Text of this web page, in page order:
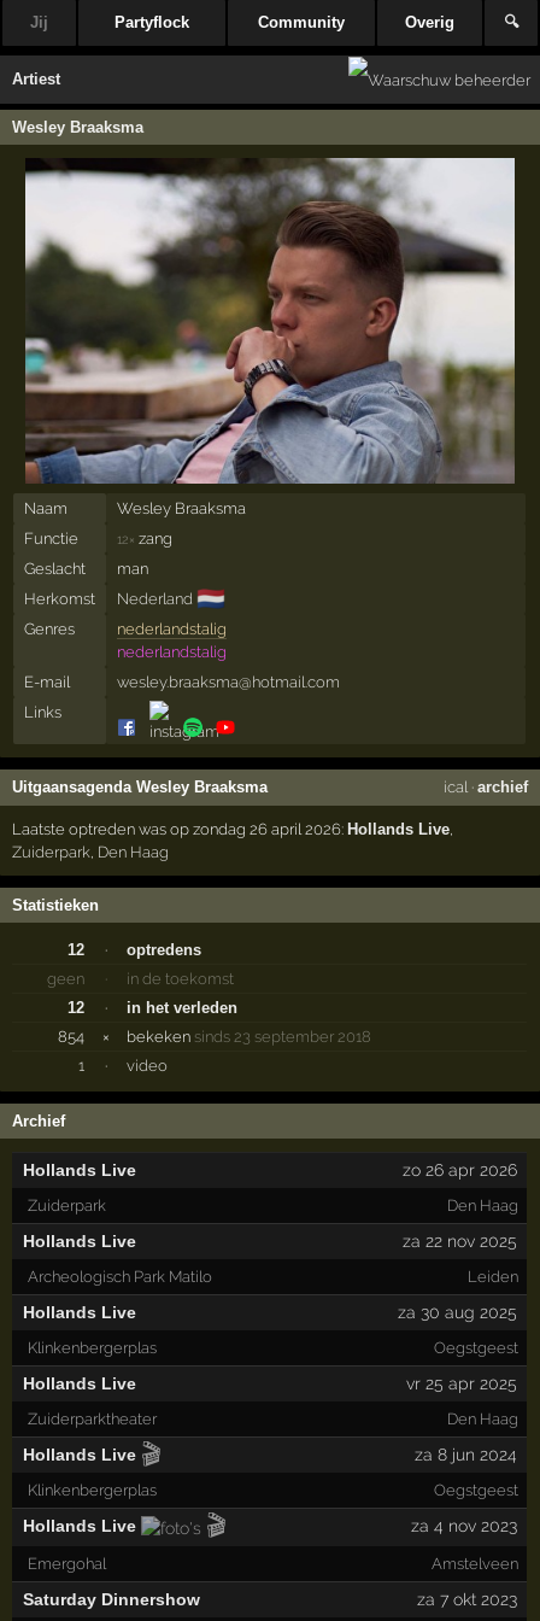
Jij Partyflock Community Overig 🔍
Artiest
Wesley Braaksma
Naam
Wesley Braaksma
Functie
12× zang
Geslacht
man
Herkomst
Nederland 🇳🇱
Genres
nederlandstalig
nederlandstalig
E-mail
wesley.braaksma@hotmail.com
Links
Uitgaansagenda Wesley Braaksma ical· archief
Laatste optreden was op zondag 26 april 2026:Hollands Live
Zuiderpark Den Haag
Statistieken
12 ·
optredens
geen
·
in de toekomst
12
·
in het verleden
854
× bekeken sinds 23 september 2018
1
· video
Archief
Hollands Live zo 26 apr 2026
Zuiderpark Den Haag
Hollands Live za 22 nov 2025
Archeologisch Park Matilo Leiden
Hollands Live za 30 aug 2025
Klinkenbergerplas Oegstgeest
Hollands Live vr 25 apr 2025
Zuiderparktheater Den Haag
Hollands Live 🎬 za 8 jun 2024
Klinkenbergerplas Oegstgeest
Hollands Live 🎬 za 4 nov 2023
Emergohal Amstelveen
Saturday Dinnershow za 7 okt 2023